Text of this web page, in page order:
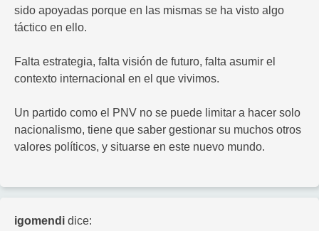
sido apoyadas porque en las mismas se ha visto algo
táctico en ello.
Falta estrategia, falta visión de futuro, falta asumir el
contexto internacional en el que vivimos.
Un partido como el PNV no se puede limitar a hacer solo
nacionalismo, tiene que saber gestionar su muchos otros
valores políticos, y situarse en este nuevo mundo.
igomendi dice: